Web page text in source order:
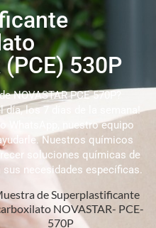
(PCE) 530P
PCE 570P?
día, los 7 días de la semana!
WhatsApp, nuestro equipo
Nuestros químicos
soluciones químicas de
necesidades específicas.